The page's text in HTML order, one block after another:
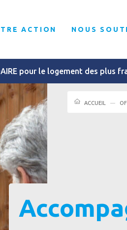
ACTION NOUS
pour le logement des plus
ACCUEIL